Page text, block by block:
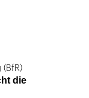
(BfR)
die